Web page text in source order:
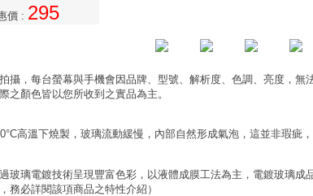
價 : 295
攝，每台螢幕與手機會因品牌、型號、解析度、色調、亮度，
之顏色皆以您所收到之實品為主。
高溫下燒製，玻璃流動緩慢，內部自然形成氣泡，這並非瑕疵
玻璃電鍍技術呈現豐富色彩，以液體成膜工法為主，電鍍玻璃
務必詳閱該項商品之特性介紹）